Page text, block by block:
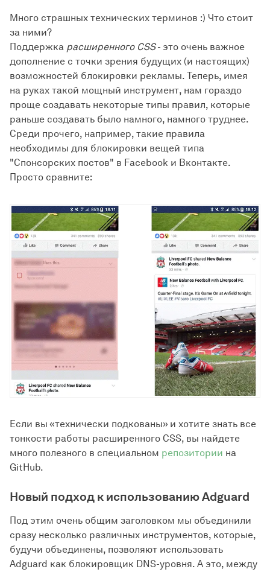
Много страшных технических терминов :) Что стоит
за ними?
Поддержка расширенного CSS- это очень важное
дополнение с точки зрения будущих (и настоящих)
возможностей блокировки рекламы. Теперь, имея
на руках такой мощный инструмент, нам гораздо
проще создавать некоторые типы правил, которые
раньше создавать было намного, намного труднее.
Среди прочего, например, такие правила
необходимы для блокировки вещей типа
"Спонсорских постов" в Facebook и Вконтакте.
Просто сравните:
Если вы «технически подкованы» и хотите знать все
тонкости работы расширенного CSS, вы найдете
много полезного в специальном репозитории на
GitHub.
Новый подход к использованию Adguard
Под этим очень общим заголовком мы объединили
сразу несколько различных инструментов, которые,
будучи объединены, позволяют использовать
Adguard как блокировщик DNS-уровня. А это, между